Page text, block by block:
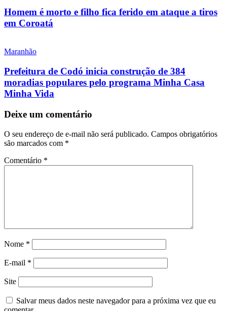
Homem é morto e filho fica ferido em ataque a tiros
em Coroatá
Maranhão
Prefeitura de Codó inicia construção de 384
moradias populares pelo programa Minha Casa
Minha Vida
Deixe um comentário
O seu endereço de e-mail não será publicado. Campos obrigatórios
são marcados com *
Comentário *
Nome *
E-mail *
Site
Salvar meus dados neste navegador para a próxima vez que eu